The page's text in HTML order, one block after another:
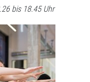
bis 18.45 Uhr